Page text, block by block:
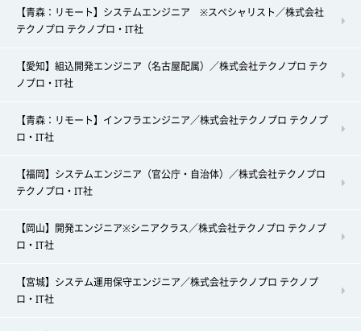
【青森：リモート】システムエンジニア ※スペシャリスト／株式会社
テクノプロ テクノプロ・IT社
【愛知】組込開発エンジニア（名古屋配属）／株式会社テクノプロ テク
ノプロ・IT社
【青森：リモート】インフラエンジニア／株式会社テクノプロ テクノプ
ロ・IT社
【福岡】システムエンジニア（官公庁・自治体）／株式会社テクノプロ
テクノプロ・IT社
【岡山】開発エンジニア※シニアクラス／株式会社テクノプロ テクノプ
ロ・IT社
【宮城】システム運用保守エンジニア／株式会社テクノプロ テクノプ
ロ・IT社